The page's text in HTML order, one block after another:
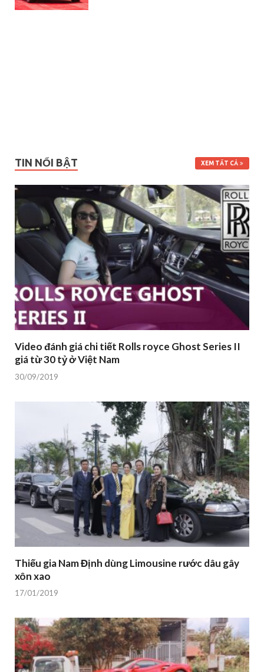
TIN NỔI BẬT XEM TẤT CẢ
Video đánh giá chi tiết Rolls royce Ghost Series II
giá từ 30 tỷ ở Việt Nam
30/09/2019
Thiếu gia Nam Định dùng Limousine rước dâu gây
xôn xao
17/01/2019